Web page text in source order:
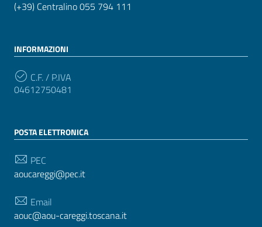
(+39) Centralino 055 794 111
INFORMAZIONI
C.F. / P.IVA
04612750481
POSTA ELETTRONICA
PEC
aoucareggi@pec.it
Email
aouc@aou-careggi.toscana.it